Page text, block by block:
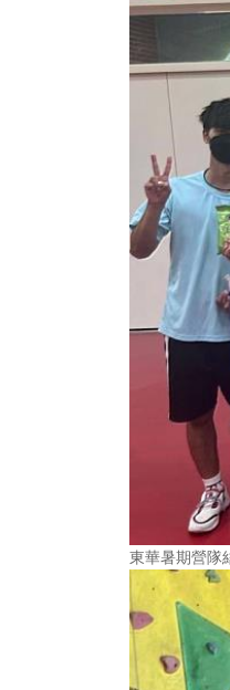
東華暑期營隊